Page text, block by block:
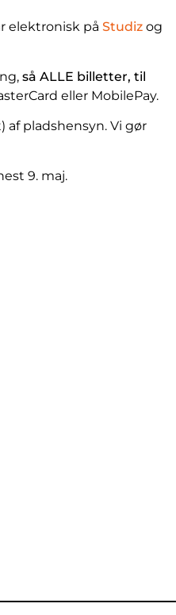
elektronisk på Studiz og
så ALLE billetter, til
eller MobilePay.
af pladshensyn. Vi gør
9. maj.